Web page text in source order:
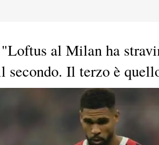
al Milan ha
secondo. Il terzo è